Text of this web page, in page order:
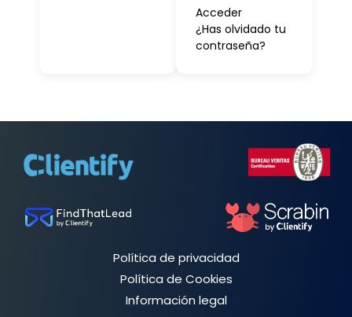
Acceder
¿Has olvidado tu
contraseña?
Política de privacidad
Política de Cookies
Información legal